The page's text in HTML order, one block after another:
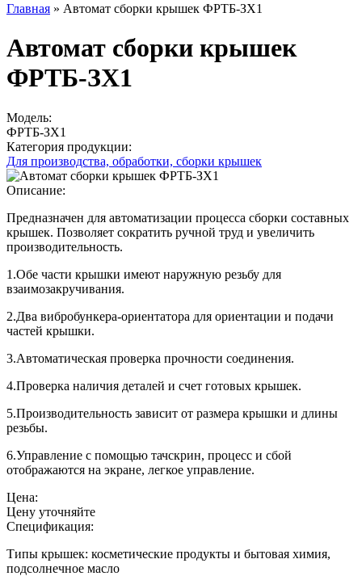
Главная » Автомат сборки крышек ФРТБ-ЗХ1
Автомат сборки крышек
ФРТБ-ЗХ1
Модель:
ФРТБ-ЗХ1
Категория продукции:
Для производства, обработки, сборки крышек
Описание:
Предназначен для автоматизации процесса сборки составных
крышек. Позволяет сократить ручной труд и увеличить
производительность.
1.Обе части крышки имеют наружную резьбу для
взаимозакручивания.
2.Два вибробункера-ориентатора для ориентации и подачи
частей крышки.
3.Автоматическая проверка прочности соединения.
4.Проверка наличия деталей и счет готовых крышек.
5.Производительность зависит от размера крышки и длины
резьбы.
6.Управление с помощью тачскрин, процесс и сбой
отображаются на экране, легкое управление.
Цена:
Цену уточняйте
Спецификация:
Типы крышек: косметические продукты и бытовая химия,
подсолнечное масло